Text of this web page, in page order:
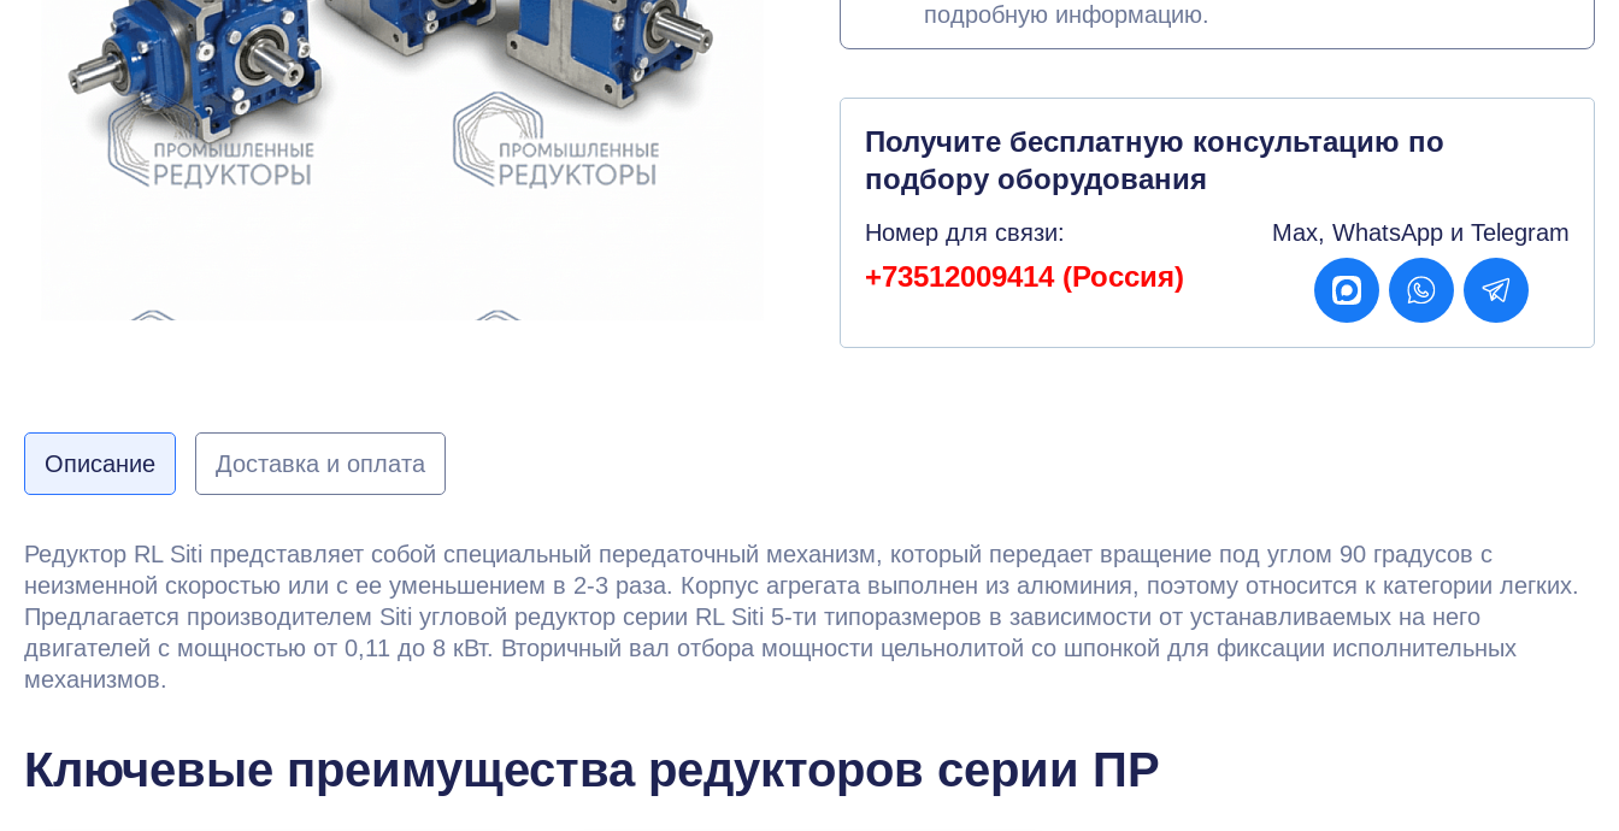
подробную информацию.
Получите бесплатную консультацию по
подбору оборудования
Номер для связи:
+73512009414 (Россия)
Max, WhatsApp и Telegram
Описание Доставка и оплата
Редуктор RL Siti представляет собой специальный передаточный механизм, который передает вращение под углом 90 градусов с
неизменной скоростью или с ее уменьшением в 2-3 раза. Корпус агрегата выполнен из алюминия, поэтому относится к категории легких.
Предлагается производителем Siti угловой редуктор серии RL Siti 5-ти типоразмеров в зависимости от устанавливаемых на него
двигателей с мощностью от 0,11 до 8 кВт. Вторичный вал отбора мощности цельнолитой со шпонкой для фиксации исполнительных
механизмов.
Ключевые преимущества редукторов серии ПР